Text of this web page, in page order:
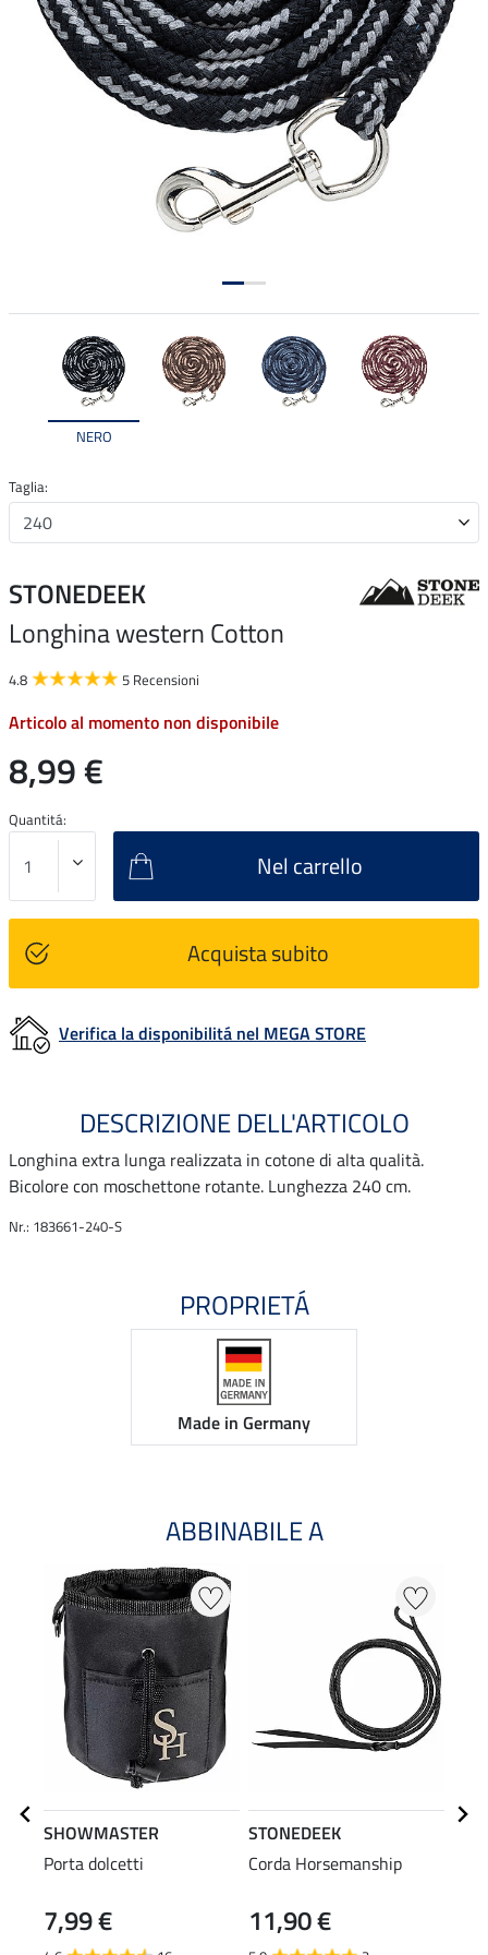
NERO
Taglia:
STONEDEEK
Longhina western Cotton
4.8 5 Recensioni
Articolo al momento non disponibile
8,99 €
Quantitá:
Nel carrello
Acquista subito
Verifica la disponibilitá nel MEGA STORE
DESCRIZIONE DELL'ARTICOLO
Longhina extra lunga realizzata in cotone di alta qualità.
Bicolore con moschettone rotante. Lunghezza 240 cm.
Nr.: 183661-240-S
PROPRIETÁ
Made in Germany
ABBINABILE A
SHOWMASTER
Porta dolcetti
7,99 €
STONEDEEK
Corda Horsemanship
11,90 €